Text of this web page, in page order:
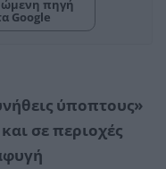
πηγή
Google
ύποπτους»
σε περιοχές